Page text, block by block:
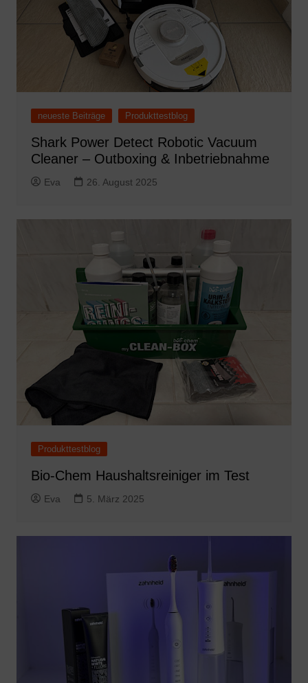
neueste Beiträge Produkttestblog
Shark Power Detect Robotic Vacuum
Cleaner – Outboxing & Inbetriebnahme
Eva 26. August 2025
Produkttestblog
Bio-Chem Haushaltsreiniger im Test
Eva 5. März 2025